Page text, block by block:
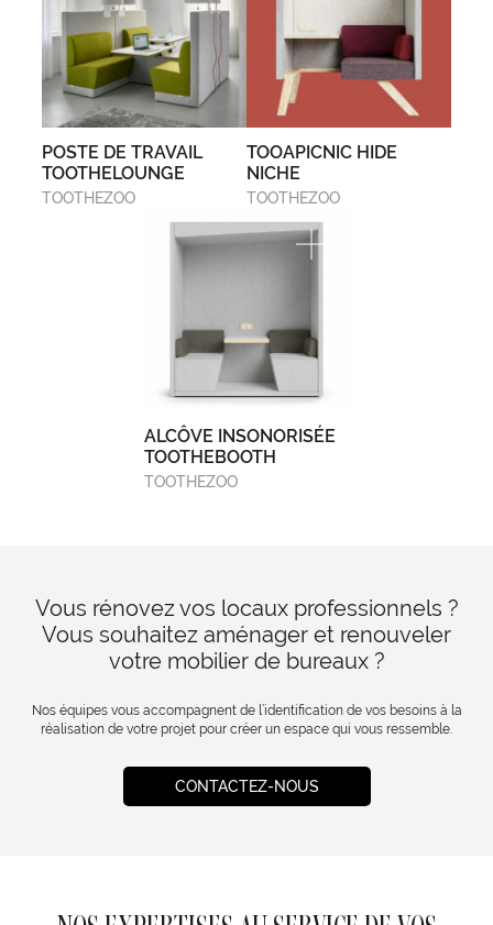
POSTE DE TRAVAIL
TOOTHELOUNGE
TOOTHEZOO
TOOAPICNIC HIDE
NICHE
TOOTHEZOO
ALCÔVE INSONORISÉE
TOOTHEBOOTH
TOOTHEZOO
Vous rénovez vos locaux professionnels ?
Vous souhaitez aménager et renouveler
votre mobilier de bureaux ?
Nos équipes vous accompagnent de l’identification de vos besoins à la
réalisation de votre projet pour créer un espace qui vous ressemble.
CONTACTEZ-NOUS